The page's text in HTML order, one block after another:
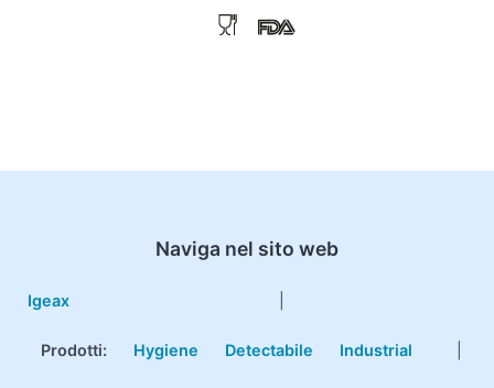
Naviga nel sito web
Igeax
Prodotti: Hygiene Detectabile Industrial